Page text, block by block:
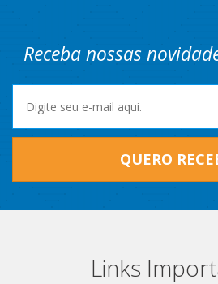
Receba nossas
QUERO
Links